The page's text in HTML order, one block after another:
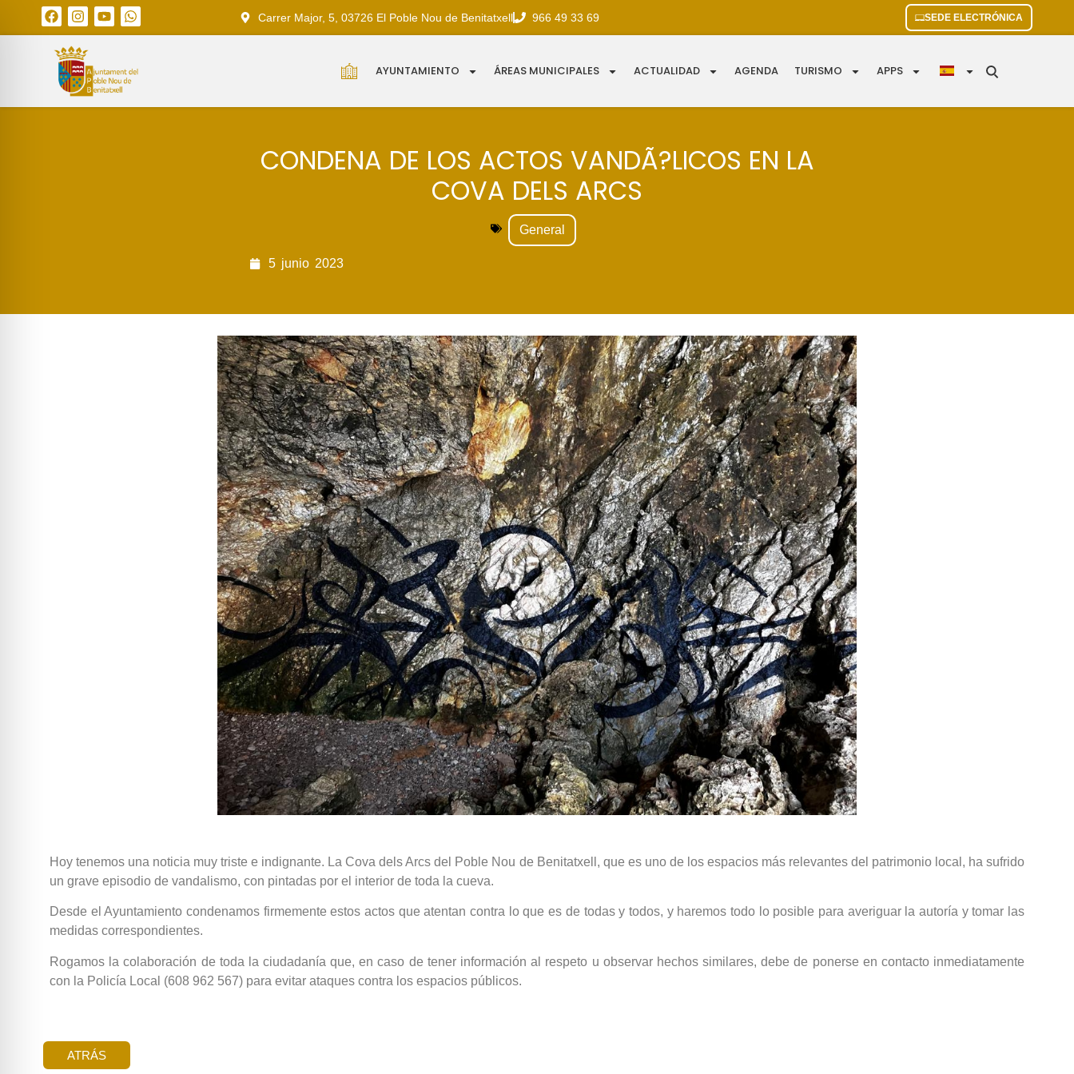
Carrer Major, 5, 03726 El Poble Nou de Benitatxell 966 49 33 69 SEDE ELECTRÓNICA
AYUNTAMIENTO ÁREAS MUNICIPALES ACTUALIDAD AGENDA TURISMO APPS
CONDENA DE LOS ACTOS VANDÃ?LICOS EN LA
COVA DELS ARCS
General
5 junio 2023
Hoy tenemos una noticia muy triste e indignante. La Cova dels Arcs del Poble Nou de Benitatxell, que es uno de los espacios más relevantes del patrimonio local, ha sufrido
un grave episodio de vandalismo, con pintadas por el interior de toda la cueva.
Desde el Ayuntamiento condenamos firmemente estos actos que atentan contra lo que es de todas y todos, y haremos todo lo posible para averiguar la autoría y tomar las
medidas correspondientes.
Rogamos la colaboración de toda la ciudadanía que, en caso de tener información al respeto u observar hechos similares, debe de ponerse en contacto inmediatamente
con la Policía Local (608 962 567) para evitar ataques contra los espacios públicos.
ATRÁS